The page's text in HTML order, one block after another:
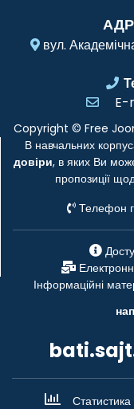
вул.
E-
Copyright © Free
В навчальних
довіри, в яких Ви
пропозиції
Телефон
Інформаційні